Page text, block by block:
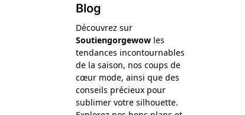
Blog
Découvrez sur
Soutiengorgewow les
tendances incontournables
de la saison, nos coups de
cœur mode, ainsi que des
conseils précieux pour
sublimer votre silhouette.